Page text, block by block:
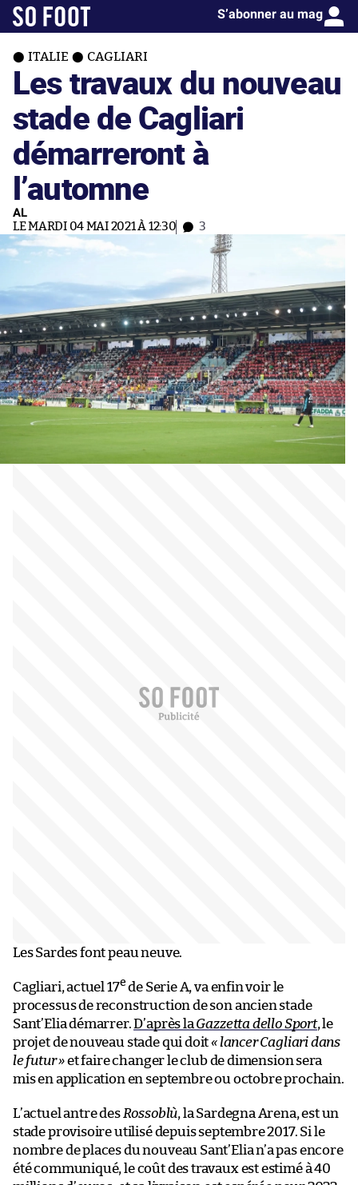
S’abonner au mag
ITALIE CAGLIARI
Les travaux du nouveau
stade de Cagliari
démarreront à
l’automne
AL
LE MARDI 04 MAI 2021 À 12:30 3
Les Sardes font peau neuve.
Cagliari, actuel 17e de Serie A, va enfin voir le
processus de reconstruction de son ancien stade
Sant’Elia démarrer.D’après la Gazzetta dello Sport, le
projet de nouveau stade qui doit« lancer Cagliari dans
le futur »et faire changer le club de dimension sera
mis en application en septembre ou octobre prochain.
L’actuel antre des Rossoblù, la Sardegna Arena, est un
stade provisoire utilisé depuis septembre 2017. Si le
nombre de places du nouveau Sant’Elia n’a pas encore
été communiqué, le coût des travaux est estimé à 40